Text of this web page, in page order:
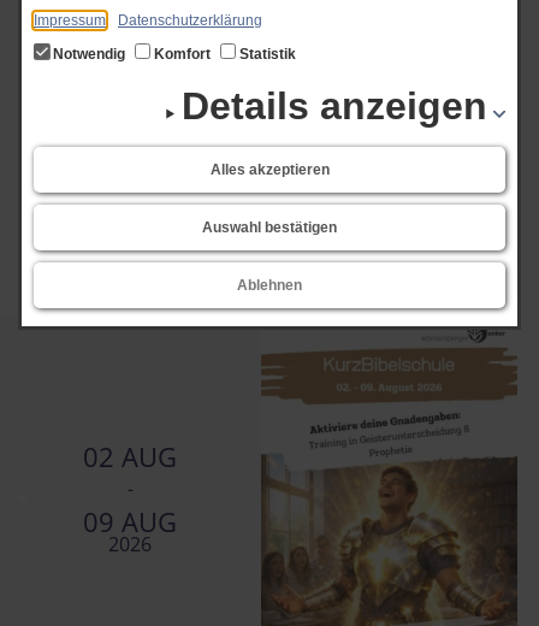
Impressum
Datenschutzerklärung
Notwendig
Komfort Statistik
Details anzeigen
Alles akzeptieren
Auswahl bestätigen
Ablehnen
Hilfreiche Impulse und eine wunderbare Gemeinschaft – hier fühlt man sich
einfach wohl!
Art der Veranstaltung
02 AUG
-
09 AUG
2026